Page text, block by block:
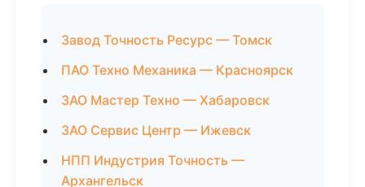
Завод Точность Ресурс — Томск
ПАО Техно Механика — Красноярск
ЗАО Мастер Техно — Хабаровск
ЗАО Сервис Центр — Ижевск
НПП Индустрия Точность —
Архангельск